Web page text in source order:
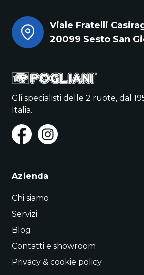
Viale Fratelli
20099 Sesto San
Gli specialisti delle 2 ruote, dal
Italia.
Azienda
Chi siamo
Servizi
Blog
Contatti e showroom
Privacy & cookie policy